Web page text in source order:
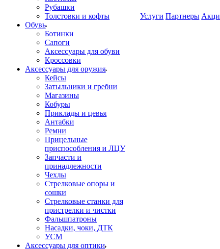
Рубашки
Толстовки и кофты
Обувь
Ботинки
Сапоги
Аксессуары для обуви
Кроссовки
Аксессуары для оружия
Кейсы
Затыльники и гребни
Магазины
Кобуры
Приклады и цевья
Антабки
Ремни
Прицельные
приспособления и ЛЦУ
Запчасти и
принадлежности
Чехлы
Стрелковые опоры и
сошки
Стрелковые станки для
пристрелки и чистки
Фальшпатроны
Насадки, чоки, ДТК
УСМ
Аксессуары для оптики
Услуги Партнеры